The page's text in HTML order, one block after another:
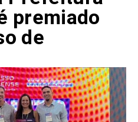
premiado
de